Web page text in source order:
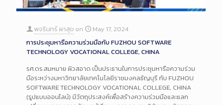
พจรินทร์ ผาสุข on
May 17, 2024
การประชุมหารือความร่วมมือกับ FUZHOU SOFTWARE
TECHNOLOGY VOCATIONAL COLLEGE, CHINA
รศ.ดร.สมหมาย ผิวสอาด เป็นประธานในการประชุมหารือความร่วม
มือระหว่างมหาวิทยาลัยเทคโนโลยีราชมงคลธัญบุรี กับ FUZHOU
SOFTWARE TECHNOLOGY VOCATIONAL COLLEGE, CHINA
(รูปแบบออนไลน์) มีวัตถุประสงค์เพื่อสร้างความร่วมมือและแลก